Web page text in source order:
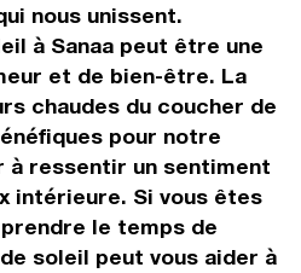
nous unissent.
à Sanaa peut être une
et de bien-être. La
chaudes du coucher de
pour notre
à ressentir un sentiment
intérieure. Si vous êtes
le temps de
soleil peut vous aider à